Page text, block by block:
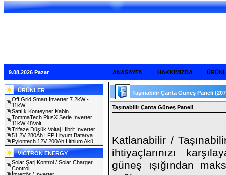
9.08.2026 Pazar ANASAYFA HAKKIMIZDA
ÜRÜNLER
Off Grid Smart Inverter 7.2kW -
11kW
Satılık Konteyner Kabin
TommaTech PlusX Serie Inverter
11kW 48Volt
Trifaze Düşük Voltaj Hibrit İnverter
51.2V 280Ah LFP Lityum Batarya
Pylontech 12V 200Ah Lithium Akü
VICTRON ENERGY
Solar Şarj Kontrol / Solar Charger
Control
Taşınabilir Çanta Güneş Paneli
Taşınabilir Çanta Güneş Paneli
Katlanabilir /
ihtiyaçlarınızı
güneş ışığından